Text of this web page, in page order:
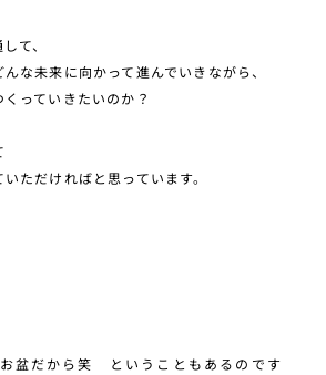
して、
んな未来に向かって進んでいきながら、
くっていきたいのか？
いただければと思っています。
盆だから笑 ということもあるのです